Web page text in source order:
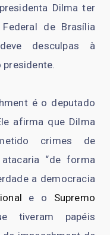
Dilma ter
de Brasília
desculpas à
presidente.
é o deputado
afirma que Dilma
crimes de
“de forma
a democracia
e o Supremo
tiveram papéis